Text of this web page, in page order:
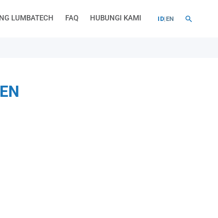
LUMBATECH FAQ HUBUNGI KAMI ID|EN